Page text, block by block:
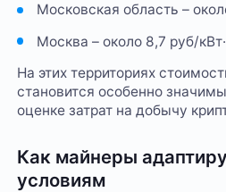
Московская область –
Москва – около 8,7 руб/
На этих территориях
становится особенно
оценке затрат на добычу
Как майнеры
условиям